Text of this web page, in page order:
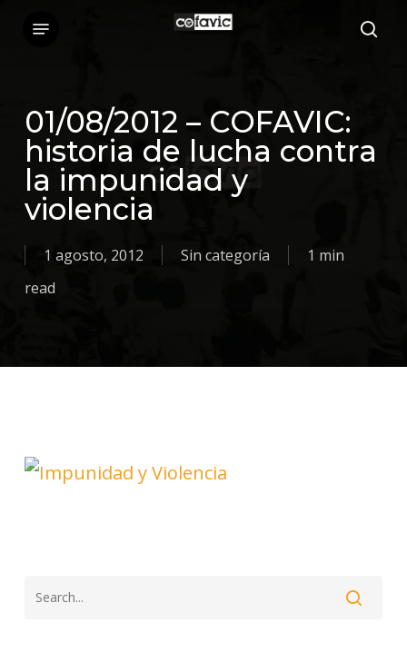
content
01/08/2012 – COFAVIC:
historia de lucha contra
la impunidad y
violencia
1 agosto, 2012 Sin categoría
1 min
read